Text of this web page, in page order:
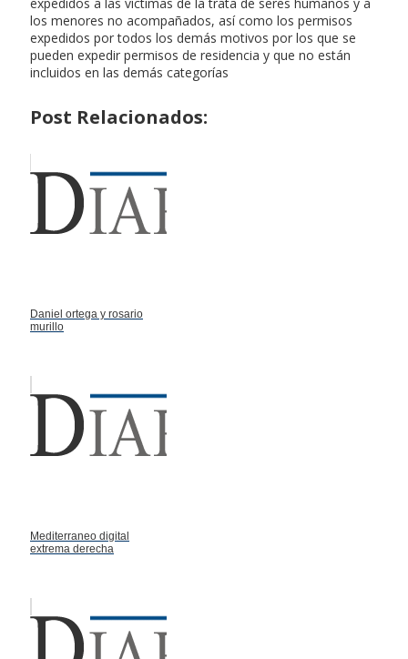
los menores no acompañados, así como los permisos
expedidos por todos los demás motivos por los que se
pueden expedir permisos de residencia y que no están
incluidos en las demás categorías
Post Relacionados:
Daniel ortega y rosario
murillo
Mediterraneo digital
extrema derecha